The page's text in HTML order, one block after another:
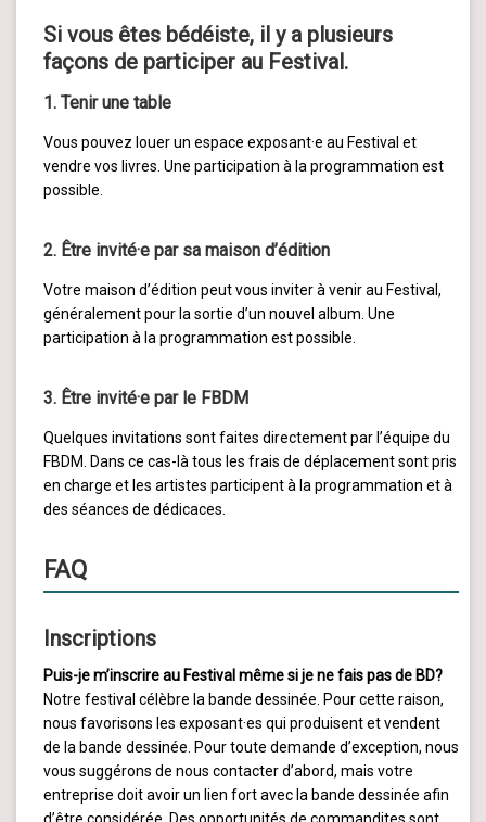
Si vous êtes bédéiste, il y a plusieurs
façons de participer au Festival.
1. Tenir une table
Vous pouvez louer un espace exposant·e au Festival et
vendre vos livres. Une participation à la programmation est
possible.
2. Être invité·e par sa maison d’édition
Votre maison d’édition peut vous inviter à venir au Festival,
généralement pour la sortie d’un nouvel album. Une
participation à la programmation est possible.
3. Être invité·e par le FBDM
Quelques invitations sont faites directement par l’équipe du
FBDM. Dans ce cas-là tous les frais de déplacement sont pris
en charge et les artistes participent à la programmation et à
des séances de dédicaces.
FAQ
Inscriptions
Puis-je m’inscrire au Festival même si je ne fais pas de BD?
Notre festival célèbre la bande dessinée. Pour cette raison,
nous favorisons les exposant·es qui produisent et vendent
de la bande dessinée. Pour toute demande d’exception, nous
vous suggérons de nous contacter d’abord, mais votre
entreprise doit avoir un lien fort avec la bande dessinée afin